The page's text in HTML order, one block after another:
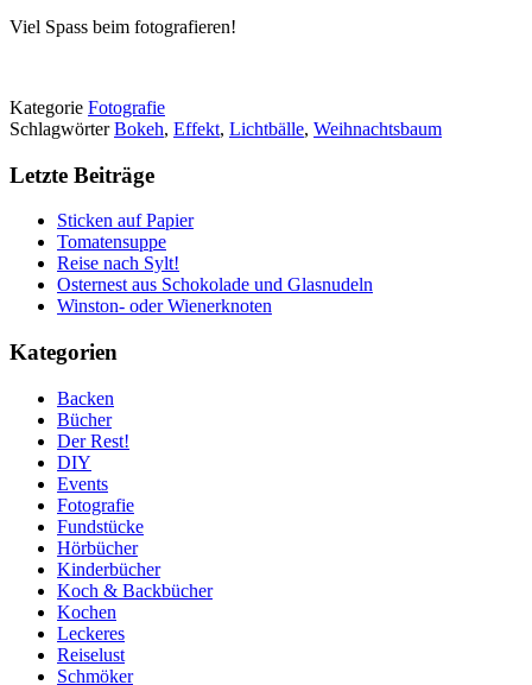
Viel Spass beim fotografieren!
Kategorie Fotografie
SchlagwörterBokeh, Effekt, Lichtbälle, Weihnachtsbaum
Letzte Beiträge
Sticken auf Papier
Tomatensuppe
Reise nach Sylt!
Osternest aus Schokolade und Glasnudeln
Winston- oder Wienerknoten
Kategorien
Backen
Bücher
Der Rest!
DIY
Events
Fotografie
Fundstücke
Hörbücher
Kinderbücher
Koch & Backbücher
Kochen
Leckeres
Reiselust
Schmöker